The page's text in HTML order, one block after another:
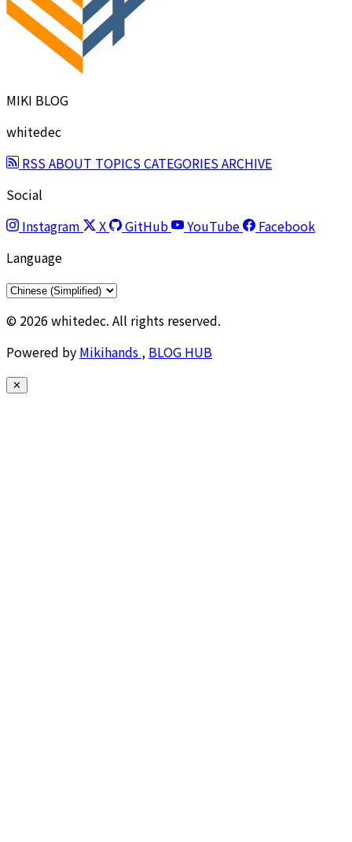
MIKI BLOG
whitedec
RSSABOUT TOPICSCATEGORIESARCHIVE
Social
Instagram
X GitHub YouTube
Facebook
Language
© 2026 whitedec. All rights reserved.
Powered by Mikihands , BLOG HUB
✕